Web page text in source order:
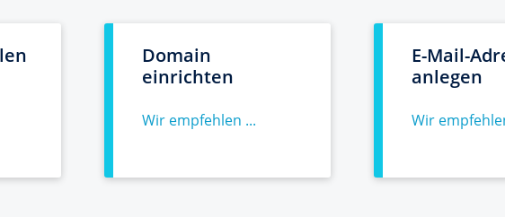
Domain
einrichten
Wir empfehlen ...
E-Mail-
anlegen
Wir